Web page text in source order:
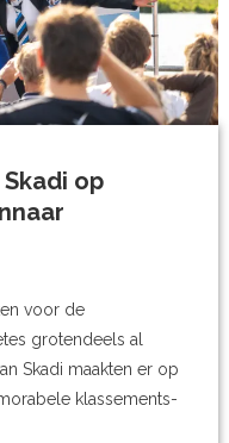
op
voor de
grotendeels al
Skadi maakten er op
klassements-